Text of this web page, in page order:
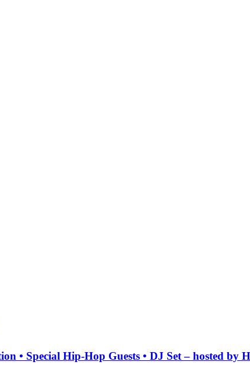
• Special Hip-Hop Guests • DJ Set – hosted by